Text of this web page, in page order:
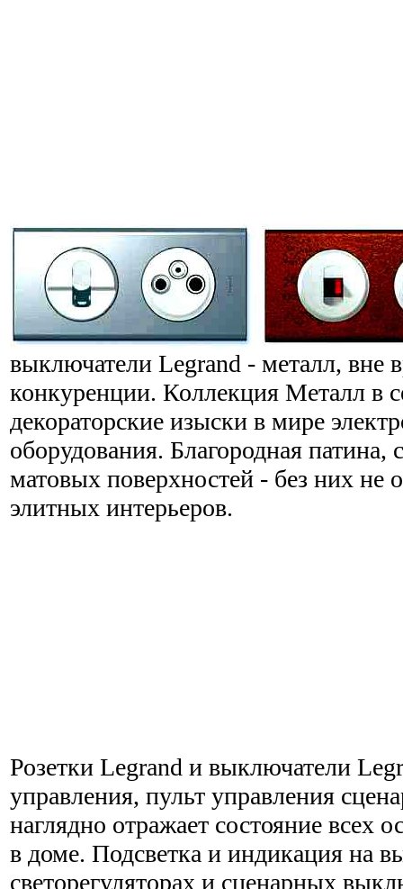
выключатели Legrand - металл, вне
конкуренции. Коллекция Металл в
декораторские изыски в мире
оборудования. Благородная патина,
матовых поверхностей - без них не
элитных интерьеров.
Розетки Legrand и выключатели
управления, пульт управления
наглядно отражает состояние всех
в доме. Подсветка и индикация на
светорегуляторах и сценарных